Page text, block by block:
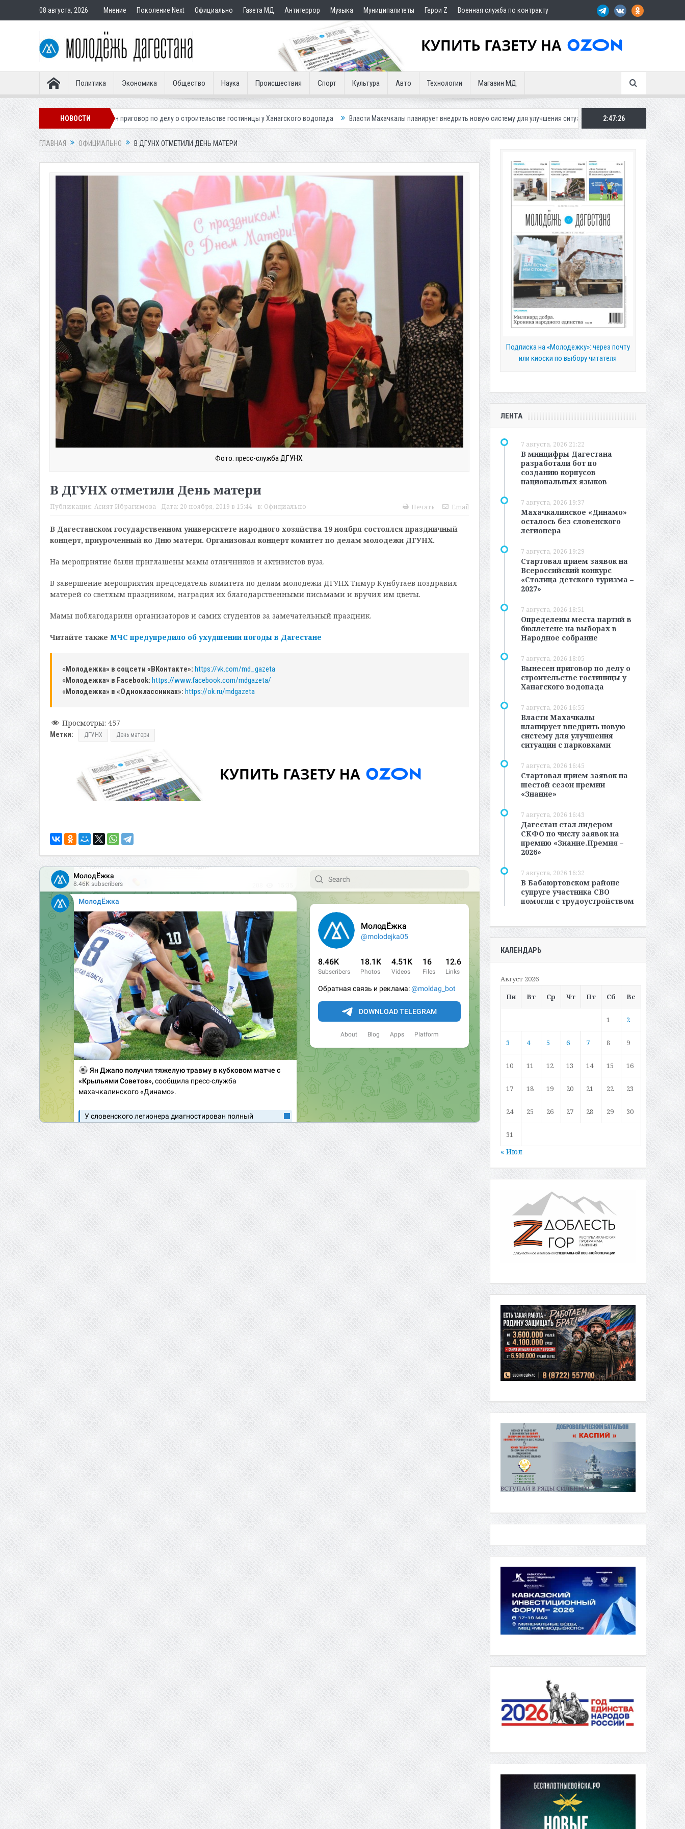
08 августа, 2026 Мнение Поколение Next Официально Газета МД Антитеррор Музыка Муниципалитеты Герои Z Военная служба по контракту
Политика Экономика Общество Наука Происшествия Спорт Культура Авто Технологии Магазин МД
НОВОСТИ
Вынесен приговор по делу о строительстве гостиницы у Ханагского водопада Власти Махачкалы планирует внедрить новую систему для улучшения ситуации с парковками Махачкалинское «Динамо»
2:47:28
ГЛАВНАЯ ОФИЦИАЛЬНО В ДГУНХ ОТМЕТИЛИ ДЕНЬ МАТЕРИ
Фото: пресс-служба ДГУНХ.
В ДГУНХ отметили День матери
Публикация: Асият Ибрагимова Дата: 20 ноября, 2019 в 15:44 в: Официально Печать Email
В Дагестанском государственном университете народного хозяйства 19 ноября состоялся праздничный
концерт, приуроченный ко Дню матери. Организовал концерт комитет по делам молодежи ДГУНХ.
На мероприятие были приглашены мамы отличников и активистов вуза.
В завершение мероприятия председатель комитета по делам молодежи ДГУНХ Тимур Кунбутаев поздравил
матерей со светлым праздником, наградил их благодарственными письмами и вручил им цветы.
Мамы поблагодарили организаторов и самих студентов за замечательный праздник.
Читайте также МЧС предупредило об ухудшении погоды в Дагестане
«Молодежка» в соцсети «ВКонтакте»: https://vk.com/md_gazeta
«Молодежка» в Facebook: https://www.facebook.com/mdgazeta/
«Молодежка» в «Одноклассниках»: https://ok.ru/mdgazeta
Просмотры: 457
Метки: ДГУНХ День матери
Подписка на «Молодежку»: через почту
или киоски по выбору читателя
ЛЕНТА
7 августа, 2026 21:22
В минцифры Дагестана
разработали бот по
созданию корпусов
национальных языков
7 августа, 2026 19:37
Махачкалинское «Динамо»
осталось без словенского
легионера
7 августа, 2026 19:29
Стартовал прием заявок на
Всероссийский конкурс
«Столица детского туризма –
2027»
7 августа, 2026 18:51
Определены места партий в
бюллетене на выборах в
Народное собрание
7 августа, 2026 18:05
Вынесен приговор по делу о
строительстве гостиницы у
Ханагского водопада
7 августа, 2026 16:55
Власти Махачкалы
планирует внедрить новую
систему для улучшения
ситуации с парковками
7 августа, 2026 16:45
Стартовал прием заявок на
шестой сезон премии
«Знание»
7 августа, 2026 16:43
Дагестан стал лидером
СКФО по числу заявок на
премию «Знание.Премия –
2026»
7 августа, 2026 16:32
В Бабаюртовском районе
супруге участника СВО
помогли с трудоустройством
КАЛЕНДАРЬ
Август 2026
Пн
Вт Ср Чт Пт Сб Вс
1 2
3 4 5 6 7 8 9
10 11 12 13 14 15 16
17 18 19 20 21 22 23
24 25 26 27 28 29 30
31
« Июл